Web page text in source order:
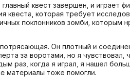
главный квест завершен, и играет
квеста, которая требует
поклонников зомби, которым
Он плотный и
за воротами, но я
раз, когда я играл, я нашел
материалы тоже помогли.